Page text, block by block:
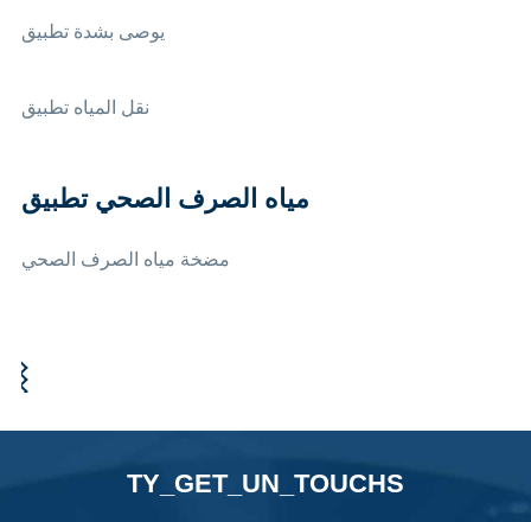
يوصى بشدة تطبيق
نقل المياه تطبيق
مياه الصرف الصحي تطبيق
مضخة مياه الصرف الصحي
TY_GET_UN_TOUCHS